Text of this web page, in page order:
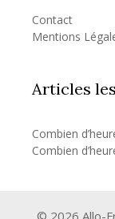
Contact
Mentions
Articles
Combien
Combien